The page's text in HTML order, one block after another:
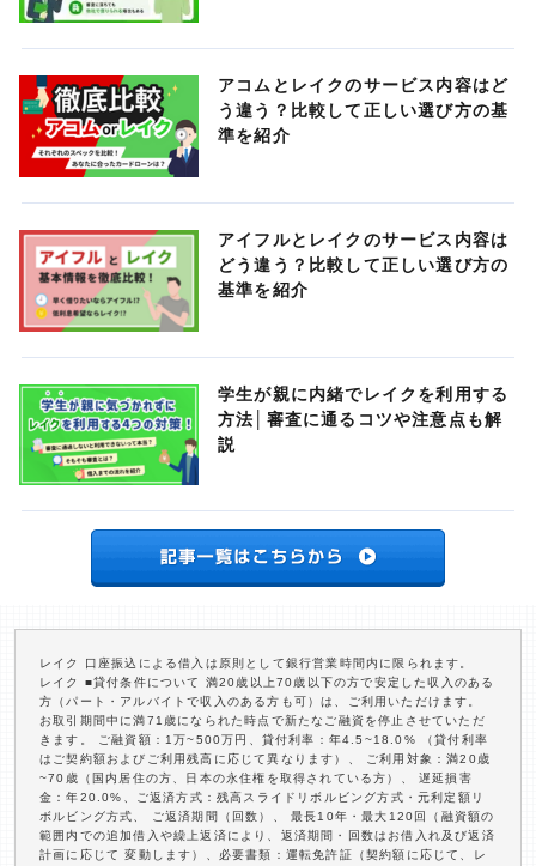
アコムとレイクのサービス内容はど
う違う？比較して正しい選び方の基
準を紹介
アイフルとレイクのサービス内容は
どう違う？比較して正しい選び方の
基準を紹介
学生が親に内緒でレイクを利用する
方法│審査に通るコツや注意点も解
説
レイク 口座振込による借入は原則として銀行営業時間内に限られます。
レイク ■貸付条件について 満20歳以上70歳以下の方で安定した収入のある
方（パート・アルバイトで収入のある方も可）は、ご利用いただけます。
お取引期間中に満71歳になられた時点で新たなご融資を停止させていただ
きます。 ご融資額：1万~500万円、貸付利率：年4.5~18.0% （貸付利率
はご契約額およびご利用残高に応じて異なります）、 ご利用対象：満20歳
~70歳（国内居住の方、日本の永住権を取得されている方）、 遅延損害
金：年20.0%、ご返済方式：残高スライドリボルビング方式・元利定額リ
ボルビング方式、 ご返済期間（回数）、 最長10年・最大120回（融資額の
範囲内での追加借入や繰上返済により、返済期間・回数はお借入れ及び返済
計画に応じて 変動します）、必要書類：運転免許証（契約額に応じて、レ